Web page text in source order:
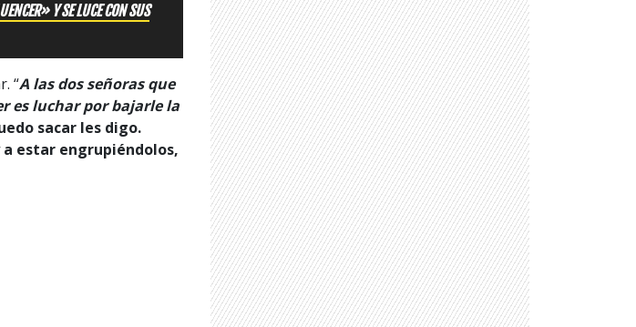
Y SE LUCE CON SUS
“A las dos señoras que
es luchar por bajarle la
sacar les digo.
estar engrupiéndolos,